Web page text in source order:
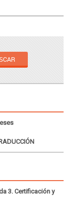
3. Certificación y